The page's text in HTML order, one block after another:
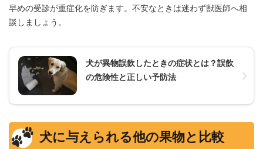
早めの受診が重症化を防ぎます。不安なときは迷わず獣医師へ相
談しましょう。
犬が異物誤飲したときの症状とは？誤飲
の危険性と正しい予防法
犬に与えられる他の果物と比較